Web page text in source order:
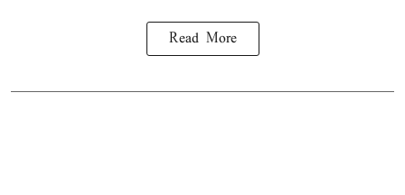
Read More